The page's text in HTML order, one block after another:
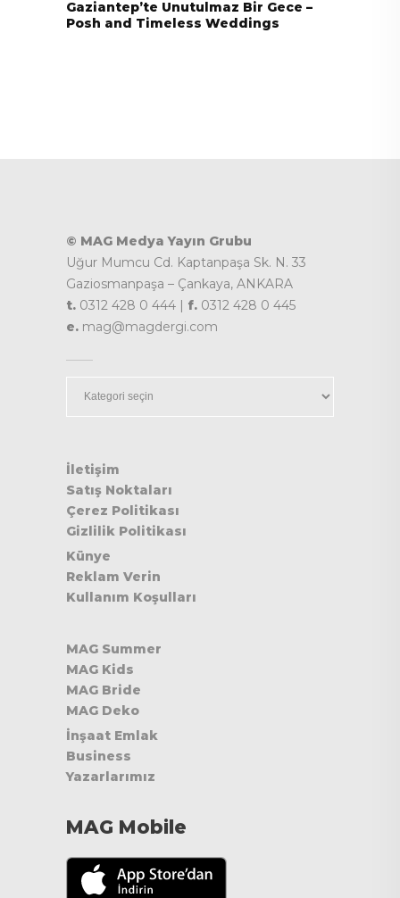
Gaziantep’te Unutulmaz Bir Gece –
Posh and Timeless Weddings
© MAG Medya Yayın Grubu
Uğur Mumcu Cd. Kaptanpaşa Sk. N. 33
Gaziosmanpaşa – Çankaya, ANKARA
t. 0312 428 0 444 | f. 0312 428 0 445
e. mag@magdergi.com
İletişim
Satış Noktaları
Çerez Politikası
Gizlilik Politikası
Künye
Reklam Verin
Kullanım Koşulları
MAG Summer
MAG Kids
MAG Bride
MAG Deko
İnşaat Emlak
Business
Yazarlarımız
MAG Mobile